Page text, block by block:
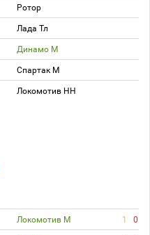
Ротор
Лада Тл
Динамо М
Спартак М
Локомотив НН
Локомотив М 1 0